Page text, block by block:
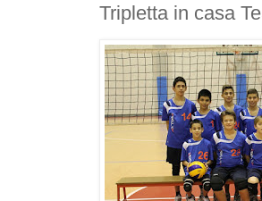
Tripletta in casa